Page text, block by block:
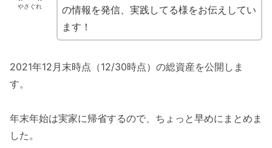
やさぐれ
の情報を発信、実践してる様をお伝えしてい
ます！
2021年12月末時点（12/30時点）の総資産を公開しま
す。
年末年始は実家に帰省するので、ちょっと早めにまとめま
した。